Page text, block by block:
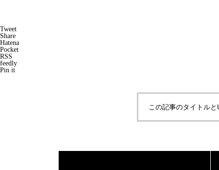
Tweet
Share
Hatena
Pocket
RSS
feedly
Pin it
この記事のタイトル